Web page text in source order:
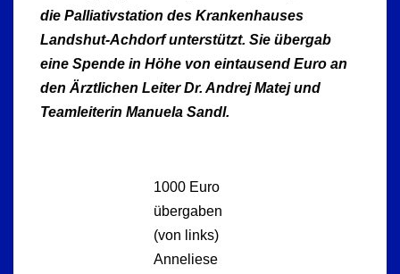
die Palliativstation des Krankenhauses
Landshut-Achdorf unterstützt. Sie übergab
eine Spende in Höhe von eintausend Euro an
den Ärztlichen Leiter Dr. Andrej Matej und
Teamleiterin Manuela Sandl.
1000 Euro
übergaben
(von links)
Anneliese